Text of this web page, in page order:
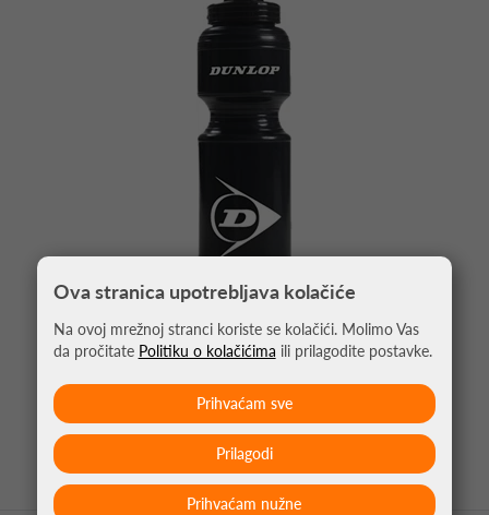
BOCA ZA VODU DUNLOP 700ML
7,99 €
Ova stranica upotrebljava kolačiće
Na ovoj mrežnoj stranci koriste se kolačići. Molimo Vas
da pročitate Politiku o kolačićima ili prilagodite postavke.
Prihvaćam nužne
Prilagodi
Prihvaćam sve